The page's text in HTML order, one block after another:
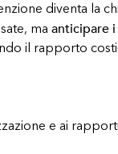
diventa la
ma anticipare
il rapporto
e ai